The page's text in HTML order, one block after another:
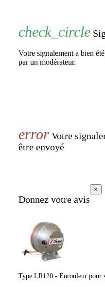
Votre signalement a bien
par un modérateur.
Votre
être envoyé
Donnez votre avis
×
Type LR120 - Enrouleur pour